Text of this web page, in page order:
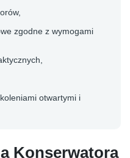
zgodne z wymogami
otwartymi i
Konserwatora